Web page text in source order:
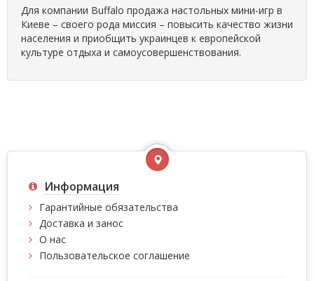
Для компании Buffalo продажа настольных мини-игр в
Киеве – своего рода миссия – повысить качество жизни
населения и приобщить украинцев к европейской
культуре отдыха и самоусовершенствования.
Информация
Гарантийные обязательства
Доставка и занос
О нас
Пользовательское соглашение